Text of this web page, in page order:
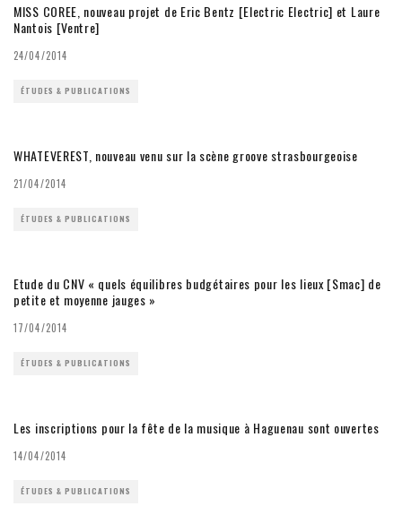
MISS COREE, nouveau projet de Eric Bentz [Electric Electric] et Laure
Nantois [Ventre]
24/04/2014
ÉTUDES & PUBLICATIONS
WHATEVEREST, nouveau venu sur la scène groove strasbourgeoise
21/04/2014
ÉTUDES & PUBLICATIONS
Etude du CNV « quels équilibres budgétaires pour les lieux [Smac] de
petite et moyenne jauges »
17/04/2014
ÉTUDES & PUBLICATIONS
Les inscriptions pour la fête de la musique à Haguenau sont ouvertes
14/04/2014
ÉTUDES & PUBLICATIONS